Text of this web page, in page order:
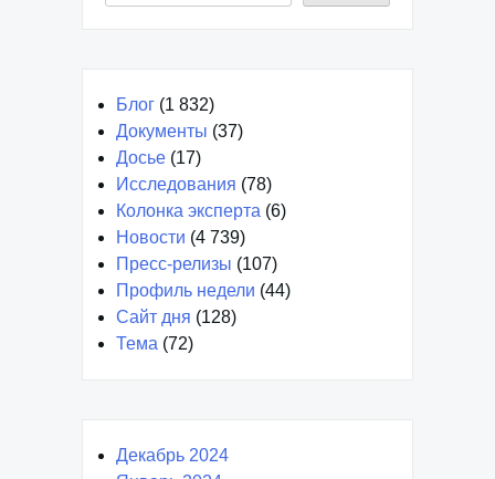
Блог (1 832)
Документы (37)
Досье (17)
Исследования (78)
Колонка эксперта (6)
Новости (4 739)
Пресс-релизы (107)
Профиль недели (44)
Сайт дня (128)
Тема (72)
Декабрь 2024